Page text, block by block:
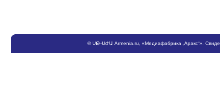
©ՍԹ-ՍԺԱ Armenia.ru , «Медиафабрика „Аракс“».